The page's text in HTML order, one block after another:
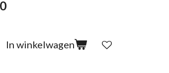
In winkelwagen